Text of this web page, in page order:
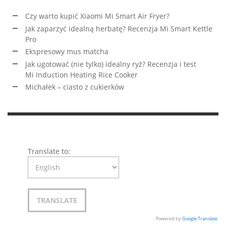
Czy warto kupić Xiaomi Mi Smart Air Fryer?
Jak zaparzyć idealną herbatę? Recenzja Mi Smart Kettle
Pro
Ekspresowy mus matcha
Jak ugotować (nie tylko) idealny ryż? Recenzja i test
Mi Induction Heating Rice Cooker
Michałek – ciasto z cukierków
Translate to:
Powered byGoogle Translate.